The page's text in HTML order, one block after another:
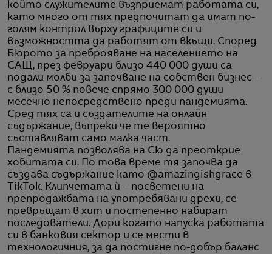
който служителите възприемат работата си,
като много от тях предпочитат да имат по-
голям контрол върху графиците си и
възможността да работят от вкъщи. Според
Бюрото за преброяване на населението на
САЩ, през февруари близо 440 000 души са
подали молби за започване на собствен бизнес –
с близо 50 % повече спрямо 300 000 души
месечно непосредствено преди пандемията.
Сред тях са и създателите на онлайн
съдържание, въпреки че те вероятно
съставляват само малка част.
Пандемията позволява на Сю да преоткрие
хобитата си. По това време тя започва да
създава съдържание като @amazingishgrace в
TikTok. Клипчетата ѝ – посветени на
препродажбата на употребявани дрехи, се
превръщат в хит и постепенно набират
последователи. Дори когато напуска работата
си в банковия сектор и се мести в
технологичния, за да постигне по-добър баланс